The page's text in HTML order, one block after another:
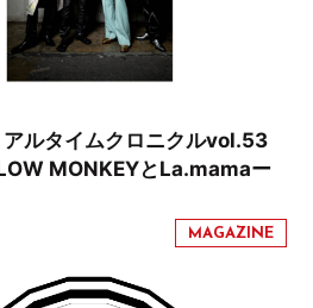
ルタイムクロニクルvol.53
MONKEYとLa.mamaー